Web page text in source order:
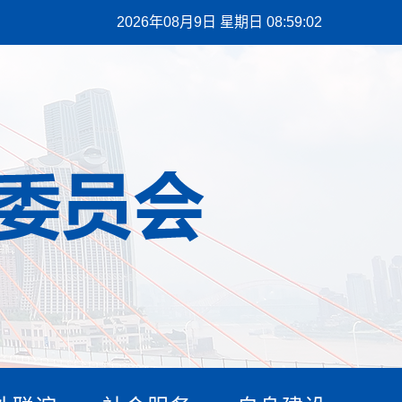
2026年08月9日 星期日 08:59:04